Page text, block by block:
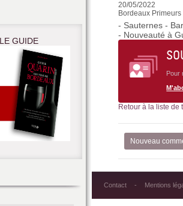
20/05/2022
Bordeaux
- Sauternes -
- Nouveauté à
Pour
Retour à la liste de
Nouveau
Contact Mentions
GUIDE